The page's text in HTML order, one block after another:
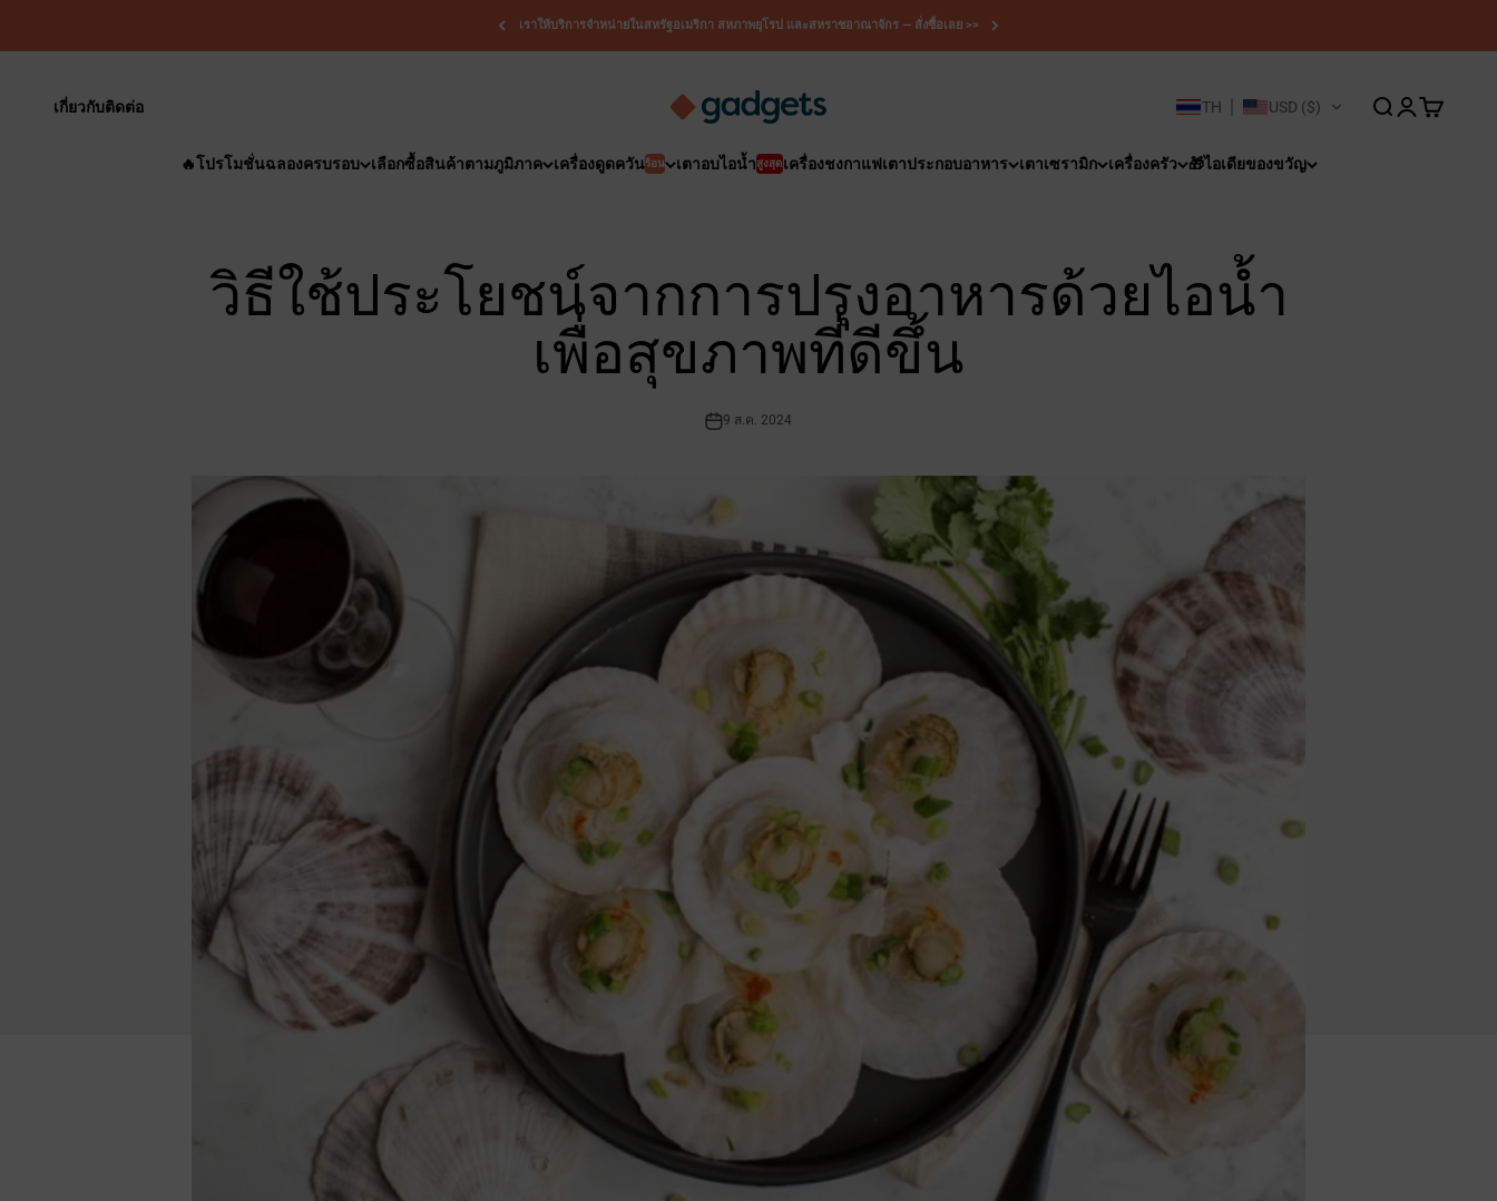
เราให้บริการจำหน่ายในสหรัฐอเมริกา สหภาพยุโรป และสหราชอาณาจักร — สั่งซื้อเลย >>
🔥โปรโมชั่นฉลองครบรอบ เลือกซื้อสินค้าตามภูมิภาค เครื่องดูดควันร้อน เตาอบไอน้ำสูงสุดเครื่องชงกาแฟเตาประกอบอาหาร เตาเซรามิก เครื่องครัว 🎁ไอเดียของขวัญ
เคอร์รี่ แกดเจ็ตส์
เกี่ยวกับติดต่อ TH USD ($) เปิดการค้นหา
เปิดหน้าบัญชี
เปิดตะกร้
วิธีใช้ประโยชน์จากการปรุงอาหารด้วยไอน้ำ
เพื่อสุขภาพที่ดีขึ้น
9 ส.ค. 2024